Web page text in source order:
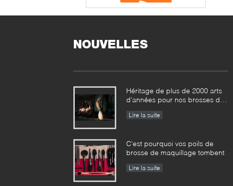
NOUVELLES
Héritage de plus de 2000 arts
d'années pour nos brosses de
province de Hunan
Lire la suite
C'est pourquoi vos poils de
brosse de maquillage tombent
Lire la suite